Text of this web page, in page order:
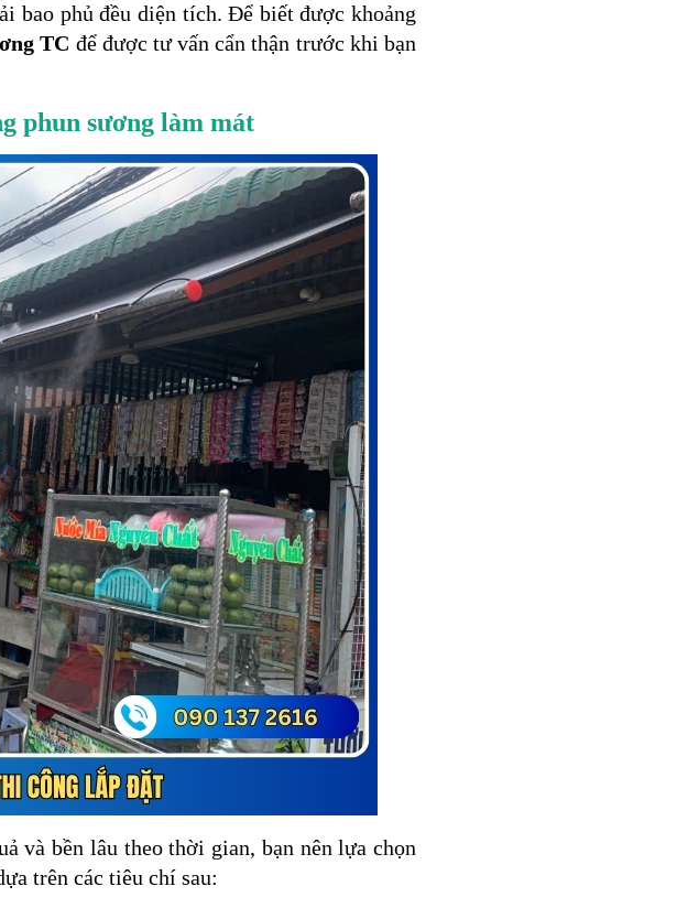
bao phủ đều diện tích. Để biết được khoảng
TC để được tư vấn cẩn thận trước khi bạn
phun sương làm mát
và bền lâu theo thời gian, bạn nên lựa chọn
trên các tiêu chí sau: